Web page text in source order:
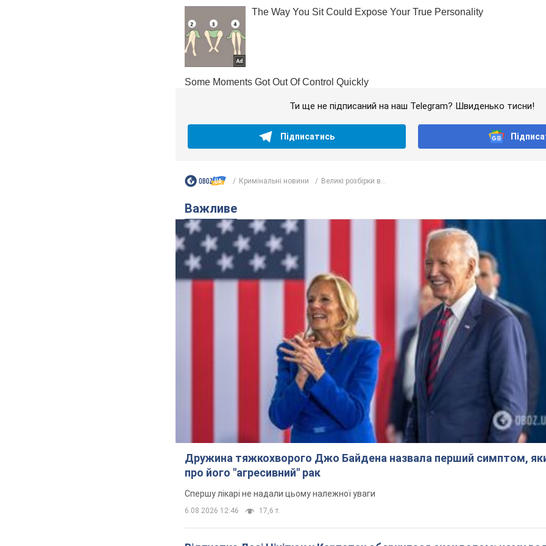
Ти ще не підписаний на наш Telegram? Швиденько тисни!
Підписатись
Кримінальні новини Великі розбірки в...
Важливе
Дружина тяжкохворого Джо Байдена назвала перший симптом,
про його "агресивний" рак
Спершу лікарі не надали цьому належної уваги
6.08.2026 12:46 17,6 т.